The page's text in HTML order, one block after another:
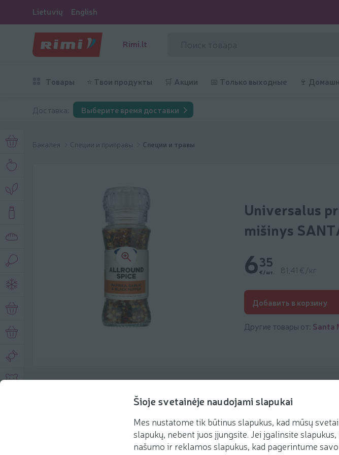
Šioje svetainėje naudojami slapukai
Mes nustatome tik būtinus slapukus, kad mūsų
slapukų, nebent juos įjungsite. Jei įgalinsite
našumo ir reklamos slapukus, kad pagerintume
Lietuvių English
Rimi.lt
Товары ⭐ Твои продукты 🛒 Акции 📅 Только выходные 🍷
Доставка: Выберите время доставки
Бакалея Специи и приправы Специи и травы
Universalus
mišinys
635
€/шт. 81,41 €/кг
Добавить в корзину
Другие товары от: Santa
Описание продукта
Рекомендации Рецепты